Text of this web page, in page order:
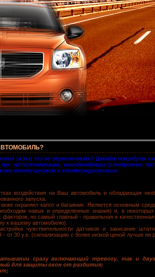
за все это не переплачивать? Давайте попробуем
автосигнализации, иммобилайзеры (электронные
преимуществом и своими недостатками.
воздействия на Ваш автомобиль и обладающая
запуска.
охраняет капот и багажник. Является основным
навык и определенные знания) и, в некоторых
но самый главный - правильная и
к вашему автомобилю).
чувствительности датчиков и закисание
30 у.е. (сигнализацию с более низкой ценой лучше не
сразу включающий тревогу, так и
для защиты окон от разбития;